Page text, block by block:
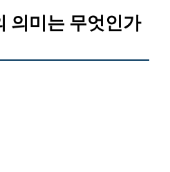
의미는 무엇인가